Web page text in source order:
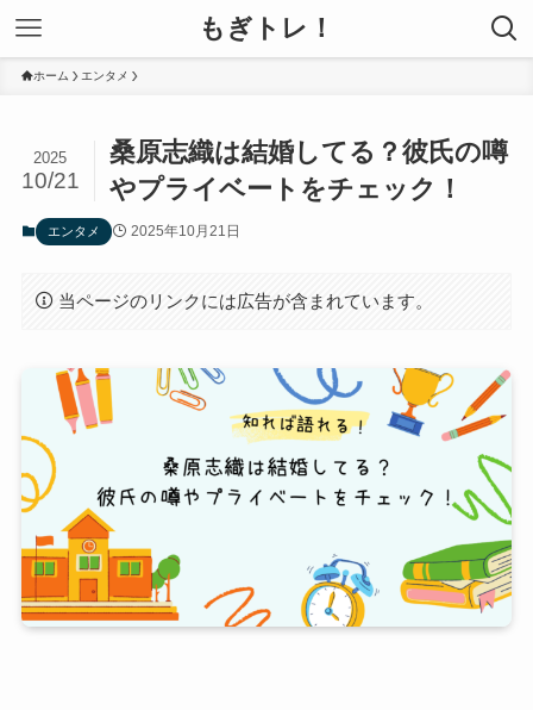
もぎトレ！
ホーム エンタメ
桑原志織は結婚してる？彼氏の噂
やプライベートをチェック！
2025
10/21
エンタメ 2025年10月21日
当ページのリンクには広告が含まれています。